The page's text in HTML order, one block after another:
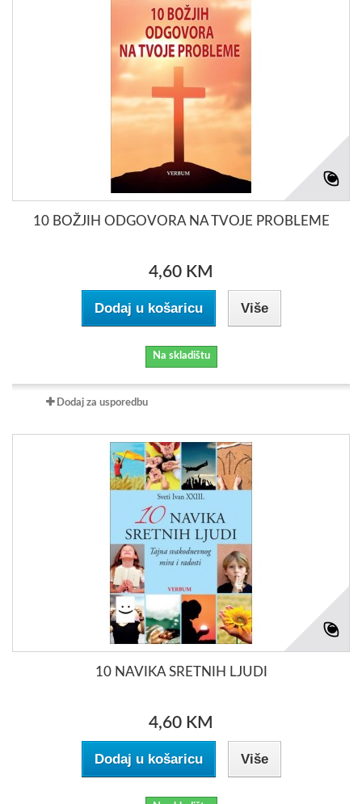
10 BOŽJIH ODGOVORA NA TVOJE PROBLEME
4,60 KM
Dodaj u košaricu Više
Na skladištu
Dodaj za usporedbu
10 NAVIKA SRETNIH LJUDI
4,60 KM
Dodaj u košaricu Više